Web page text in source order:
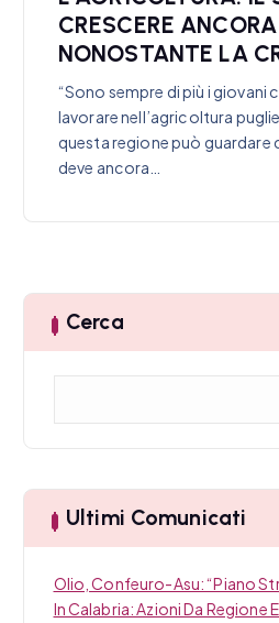
CRESCERE ANCORA
NONOSTANTE LA
“Sono sempre di più i giovani
lavorare nell’agricoltura
questa regione può guardare
deve ancora…
Cerca
a
Ultimi Comunicati
Olio, Confeuro-Asu: “Piano
In Calabria: Azioni Da Regione